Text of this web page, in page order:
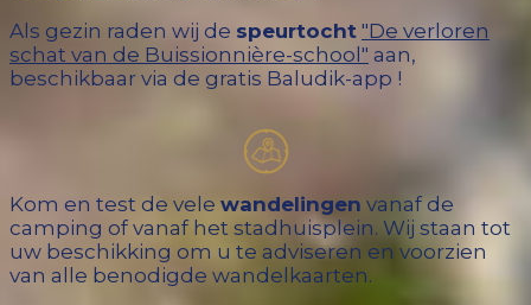
Als gezin raden wij de speurtocht "De verloren
schat van de Buissionnière-school" aan,
beschikbaar via de gratis Baludik-app !
Kom en test de vele wandelingen vanaf de
camping of vanaf het stadhuisplein. Wij staan tot
uw beschikking om u te adviseren en voorzien
van alle benodigde wandelkaarten.